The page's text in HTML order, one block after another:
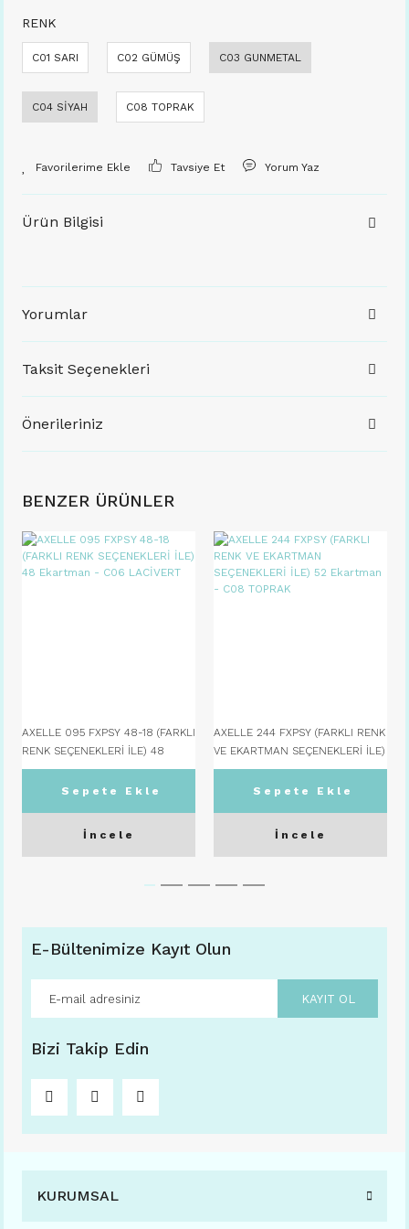
RENK
C01 SARI C02 GÜMÜŞ C03 GUNMETAL
C04 SİYAH C08 TOPRAK
Tavsiye Et Yorum Yaz
Ürün Bilgisi
Yorumlar
Taksit Seçenekleri
Önerileriniz
BENZER ÜRÜNLER
AXELLE 095 FXPSY 48-18 (FARKLI
RENK SEÇENEKLERİ İLE) 48
Ekartman - C06 LACİVERT
Sepete Ekle
İncele
AXELLE 244 FXPSY (FARKLI RENK
VE EKARTMAN SEÇENEKLERİ İLE)
52 Ekartman - C08 TOPRAK
Sepete Ekle
İncele
E-Bültenimize Kayıt Olun
KAYIT OL
Bizi Takip Edin
KURUMSAL